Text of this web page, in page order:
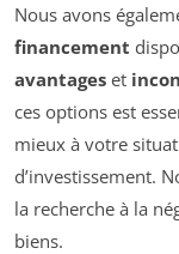
Nous avons
financement
avantages et
ces options est
mieux à votre
d’investissement.
la recherche à la
biens.